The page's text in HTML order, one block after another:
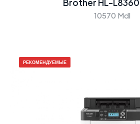
Brother HL-
10570 Mdl
РЕКОМЕНДУЕМЫЕ